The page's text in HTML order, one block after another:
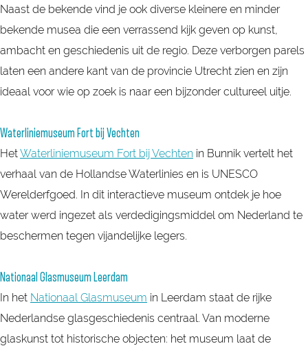
Naast de bekende vind je ook diverse kleinere en minder
bekende musea die een verrassend kijk geven op kunst,
ambacht en geschiedenis uit de regio. Deze verborgen parels
laten een andere kant van de provincie Utrecht zien en zijn
ideaal voor wie op zoek is naar een bijzonder cultureel uitje.
Waterliniemuseum Fort bij Vechten
HetWaterliniemuseum Fort bij Vechten in Bunnik vertelt het
verhaal van de Hollandse Waterlinies en is UNESCO
Werelderfgoed. In dit interactieve museum ontdek je hoe
water werd ingezet als verdedigingsmiddel om Nederland te
beschermen tegen vijandelijke legers.
Nationaal Glasmuseum Leerdam
In het Nationaal Glasmuseum in Leerdam staat de rijke
Nederlandse glasgeschiedenis centraal. Van moderne
glaskunst tot historische objecten: het museum laat de